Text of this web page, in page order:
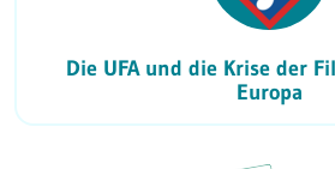
Die UFA und die Krise der
Europa